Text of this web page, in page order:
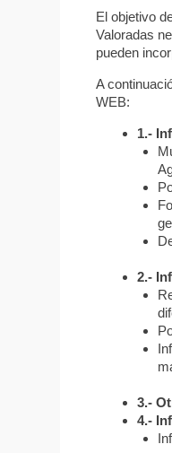
El objetivo
Valoradas
pueden
A
WEB:
1.-
2.-
3.-
4.-